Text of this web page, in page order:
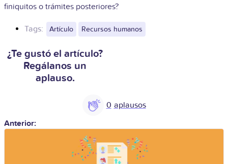
finiquitos o trámites posteriores?
Tags: Artículo Recursos humanos
¿Te gustó el artículo?
Regálanos un
aplauso.
0
Anterior: